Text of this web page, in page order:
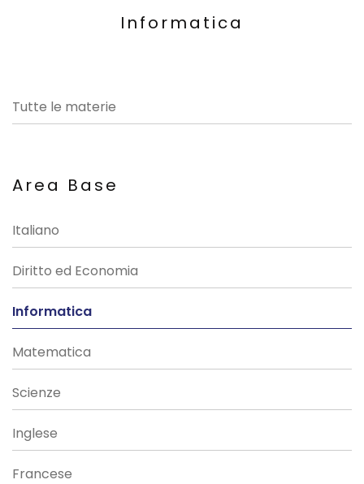
Informatica
Tutte le materie
Area Base
Italiano
Diritto ed Economia
Informatica
Matematica
Scienze
Inglese
Francese